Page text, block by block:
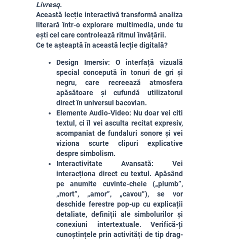
Livresq.
Această lecție interactivă transformă analiza
literară într-o explorare multimedia, unde tu
ești cel care controlează ritmul învățării.
Ce te așteaptă în această lecție digitală?
Design Imersiv: O interfață vizuală
special concepută în tonuri de gri și
negru, care recreează atmosfera
apăsătoare și cufundă utilizatorul
direct în universul bacovian.
Elemente Audio-Video: Nu doar vei citi
textul, ci îl vei asculta recitat expresiv,
acompaniat de fundaluri sonore și vei
viziona scurte clipuri explicative
despre simbolism.
Interactivitate Avansată: Vei
interacționa direct cu textul. Apăsând
pe anumite cuvinte-cheie („plumb”,
„mort”, „amor”, „cavou”), se vor
deschide ferestre pop-up cu explicații
detaliate, definiții ale simbolurilor și
conexiuni intertextuale. Verifică-ți
cunoștințele prin activități de tip drag-